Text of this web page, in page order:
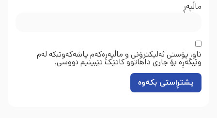
ماڵپه‌ڕ
ناو، پۆستی ئەلیکترۆنی و ماڵپەڕەکەم پاشەکەوتبکە لەم
وێبگەڕە بۆ جاری داهاتوو کاتێک تێبینیم نووسی.